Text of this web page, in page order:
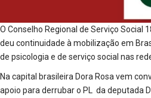
O Conselho Regional de Serviço Social
deu continuidade à mobilização em
de psicologia e de serviço social nas
Na capital brasileira Dora Rosa vem
apoio para derrubar o PL da deputada